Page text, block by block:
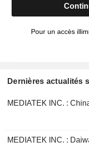
Pour un accès
Dernières actualités
MEDIATEK INC. :
MEDIATEK INC. :